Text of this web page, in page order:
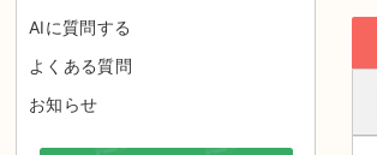
AIに質問する
よくある質問
お知らせ